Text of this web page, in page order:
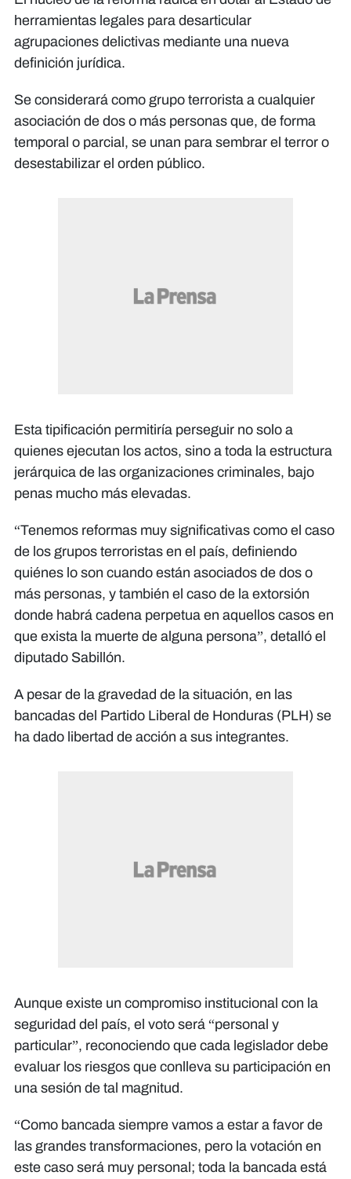
herramientas legales para desarticular
agrupaciones delictivas mediante una nueva
definición jurídica.
Se considerará como grupo terrorista a cualquier
asociación de dos o más personas que, de forma
temporal o parcial, se unan para sembrar el terror o
desestabilizar el orden público.
Esta tipificación permitiría perseguir no solo a
quienes ejecutan los actos, sino a toda la estructura
jerárquica de las organizaciones criminales, bajo
penas mucho más elevadas.
“Tenemos reformas muy significativas como el caso
de los grupos terroristas en el país, definiendo
quiénes lo son cuando están asociados de dos o
más personas, y también el caso de la extorsión
donde habrá cadena perpetua en aquellos casos en
que exista la muerte de alguna persona”, detalló el
diputado Sabillón.
A pesar de la gravedad de la situación, en las
bancadas del Partido Liberal de Honduras (PLH) se
ha dado libertad de acción a sus integrantes.
Aunque existe un compromiso institucional con la
seguridad del país, el voto será “personal y
particular”, reconociendo que cada legislador debe
evaluar los riesgos que conlleva su participación en
una sesión de tal magnitud.
“Como bancada siempre vamos a estar a favor de
las grandes transformaciones, pero la votación en
este caso será muy personal; toda la bancada está